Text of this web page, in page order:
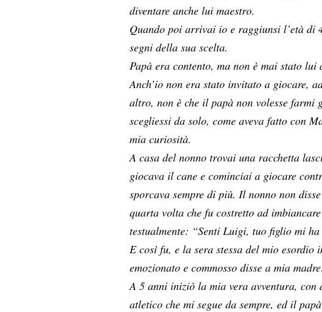
diventare anche lui maestro.
Quando poi arrivai io e raggiunsi l’età di
segni della sua scelta.
Papà era contento, ma non è mai stato lui
Anch’io non era stato invitato a giocare,
altro, non è che il papà non volesse farmi
scegliessi da solo, come aveva fatto con
mia curiosità.
A casa del nonno trovai una racchetta
giocava il cane e cominciai a giocare
sporcava sempre di più. Il nonno non
quarta volta che fu costretto ad
testualmente: “Senti Luigi, tuo figlio mi
E così fu, e la sera stessa del mio
emozionato e commosso disse a mia
A 5 anni iniziò la mia vera avventura, con
atletico che mi segue da sempre, ed il